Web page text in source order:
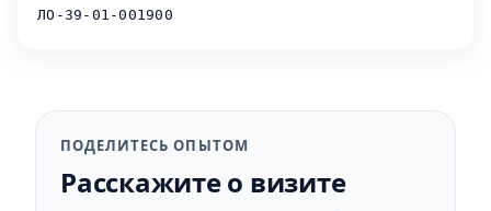
ЛО-39-01-001900
ПОДЕЛИТЕСЬ ОПЫТОМ
Расскажите о визите